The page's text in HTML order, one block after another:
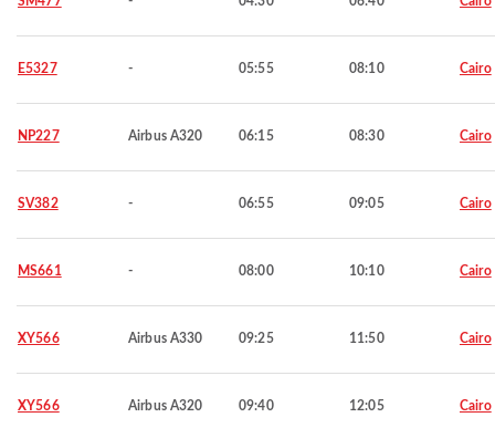
E5327 - 05:55 08:10 Cairo
NP227 Airbus A320 06:15 08:30 Cairo
SV382 - 06:55 09:05 Cairo
MS661 - 08:00 10:10 Cairo
XY566 Airbus A330 09:25 11:50 Cairo
XY566 Airbus A320 09:40 12:05 Cairo